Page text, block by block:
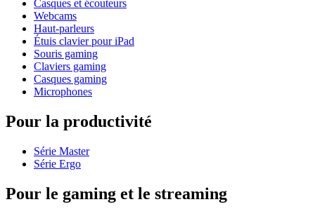
Casques et écouteurs
Webcams
Haut-parleurs
Étuis clavier pour iPad
Souris gaming
Claviers gaming
Casques gaming
Microphones
Pour la productivité
Série Master
Série Ergo
Pour le gaming et le streaming